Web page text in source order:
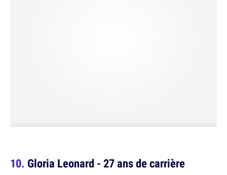
Gloria Leonard - 27 ans de carrière